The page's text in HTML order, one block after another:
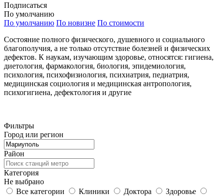
Подписаться
По умолчанию
По умолчанию По новизне По стоимости
Состояние полного физического, душевного и социального
благополучия, а не только отсутствие болезней и физических
дефектов. К наукам, изучающим здоровье, относятся: гигиена,
диетология, фармакология, биология, эпидемиология,
психология, психофизиология, психиатрия, педиатрия,
медицинская социология и медицинская антропология,
психогигиена, дефектология и другие
Фильтры
Город или регион
Район
Категория
Не выбрано
Все категории
Клиники Доктора
Здоровье